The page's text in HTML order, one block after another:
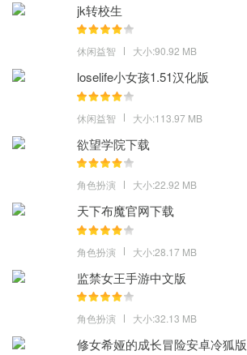
jk转校生
休闲益智 大小:90.92 MB
loselife小女孩1.51汉化版
休闲益智 大小:113.97 MB
欲望学院下载
角色扮演 大小:22.92 MB
天下布魔官网下载
角色扮演 大小:28.17 MB
监禁女王手游中文版
角色扮演 大小:32.13 MB
修女希娅的成长冒险安卓冷狐版